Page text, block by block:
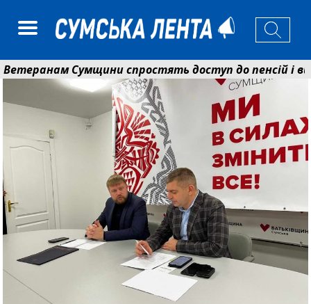
Сумщини спростять доступ до пенсій і
розширює програму відпочинку дітей із